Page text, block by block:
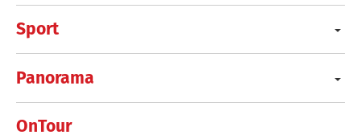
Sport
Panorama
OnTour